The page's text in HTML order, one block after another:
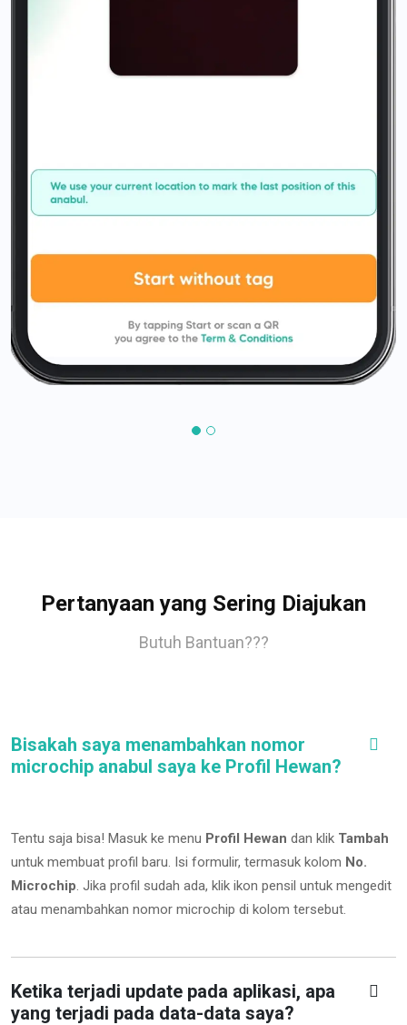
Pertanyaan yang Sering Diajukan
Butuh Bantuan???
Bisakah saya menambahkan nomor
microchip anabul saya ke Profil Hewan?
Tentu saja bisa! Masuk ke menu Profil Hewan dan klik Tambah
untuk membuat profil baru. Isi formulir, termasuk kolom No.
Microchip. Jika profil sudah ada, klik ikon pensil untuk mengedit
atau menambahkan nomor microchip di kolom tersebut.
Ketika terjadi update pada aplikasi, apa
yang terjadi pada data-data saya?